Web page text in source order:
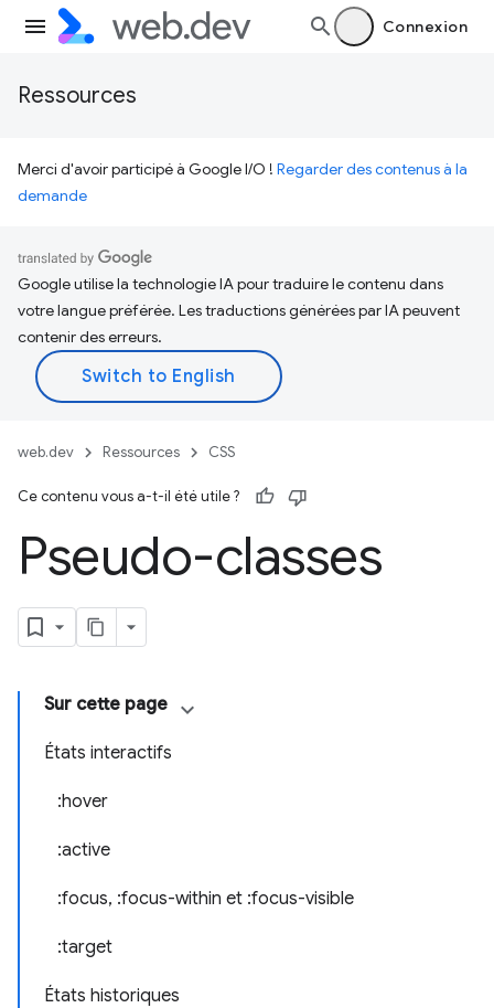
Connexion
Ressources
Merci d'avoir participé à Google I/O ! Regarder des contenus à la
demande
Google utilise la technologie IA pour traduire le contenu dans
votre langue préférée. Les traductions générées par IA peuvent
contenir des erreurs.
web.dev Ressources CSS
Ce contenu vous a-t-il été utile ?
Pseudo-classes
Sur cette page
États interactifs
:hover
:active
:focus, :focus-within et :focus-visible
:target
États historiques